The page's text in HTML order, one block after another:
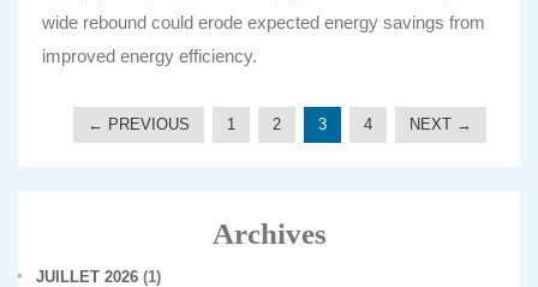
wide rebound could erode expected energy savings from
improved energy efficiency.
← PREVIOUS 1 2 3 4 NEXT →
Archives
JUILLET 2026 (1)